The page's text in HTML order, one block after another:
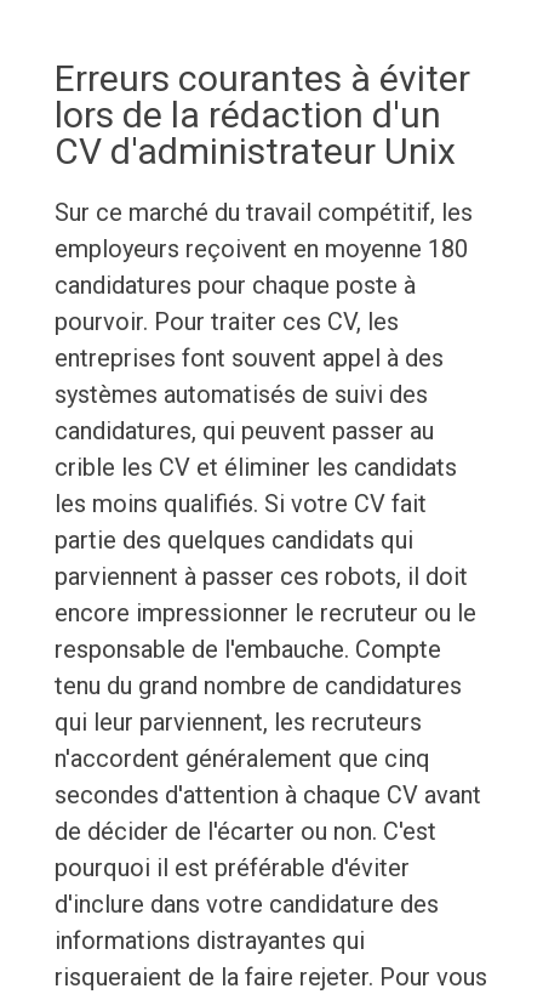
Erreurs courantes à éviter
lors de la rédaction d'un
CV d'administrateur Unix
Sur ce marché du travail compétitif, les
employeurs reçoivent en moyenne 180
candidatures pour chaque poste à
pourvoir. Pour traiter ces CV, les
entreprises font souvent appel à des
systèmes automatisés de suivi des
candidatures, qui peuvent passer au
crible les CV et éliminer les candidats
les moins qualifiés. Si votre CV fait
partie des quelques candidats qui
parviennent à passer ces robots, il doit
encore impressionner le recruteur ou le
responsable de l'embauche. Compte
tenu du grand nombre de candidatures
qui leur parviennent, les recruteurs
n'accordent généralement que cinq
secondes d'attention à chaque CV avant
de décider de l'écarter ou non. C'est
pourquoi il est préférable d'éviter
d'inclure dans votre candidature des
informations distrayantes qui
risqueraient de la faire rejeter. Pour vous